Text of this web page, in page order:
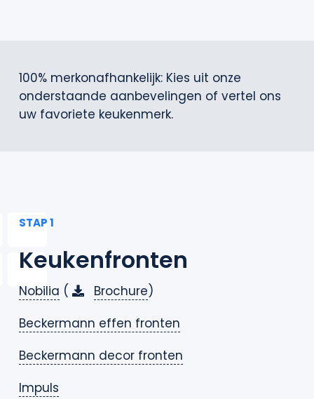
100% merkonafhankelijk: Kies uit onze
onderstaande aanbevelingen of vertel ons
uw favoriete keukenmerk.
STAP 1
Keukenfronten
Nobilia ( Brochure)
Beckermann effen fronten
Beckermann decor fronten
Impuls